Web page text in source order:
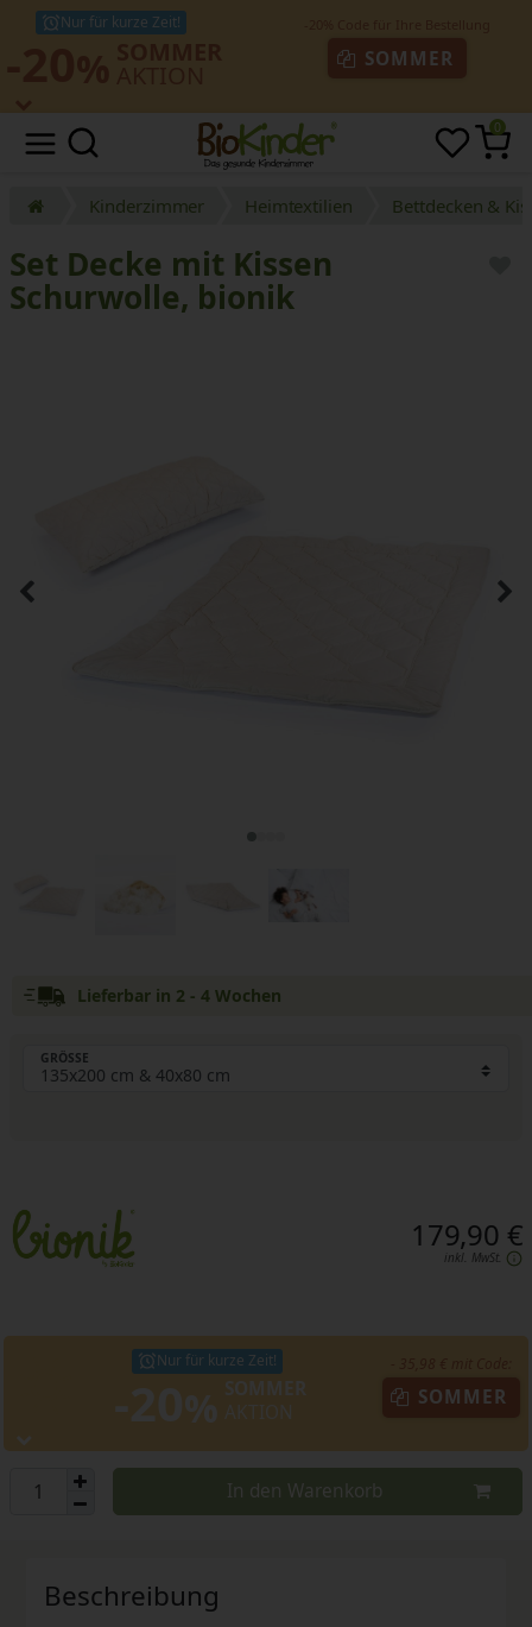
Nur für kurze Zeit!
SOMMER
0
Kinderzimmer Heimtextilien Bettdecken &
Set Decke mit Kissen
Schurwolle, bionik
Lieferbar in 2 - 4 Wochen
GRÖSSE
179,90 €
inkl. MwSt.
Nur für kurze Zeit!
SOMMER
In den Warenkorb
Beschreibung